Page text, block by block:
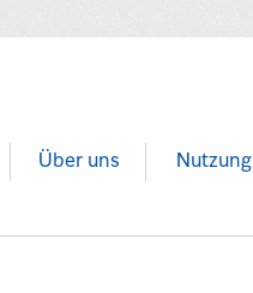
Über uns Nutzung